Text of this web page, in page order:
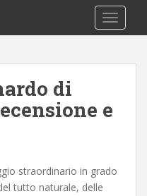
di
e
straordinario in grado
tutto naturale, delle